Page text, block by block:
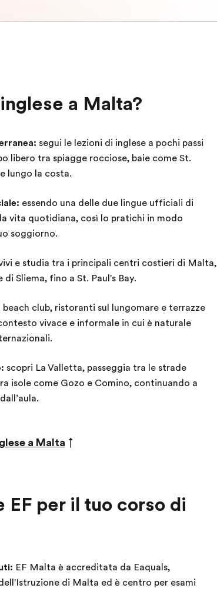
a Malta?
segui le lezioni di inglese a pochi passi
libero tra spiagge rocciose, baie come St.
lungo la costa.
essendo una delle due lingue ufficiali di
vita quotidiana, così lo pratichi in modo
soggiorno.
e studia tra i principali centri costieri di Malta,
Sliema, fino a St. Paul's Bay.
beach club, ristoranti sul lungomare e terrazze
vivace e informale in cui è naturale
scopri La Valletta, passeggia tra le strade
isole come Gozo e Comino, continuando a
a Malta ↑
EF per il tuo corso di
EF Malta è accreditata da Eaquals,
di Malta ed è centro per esami